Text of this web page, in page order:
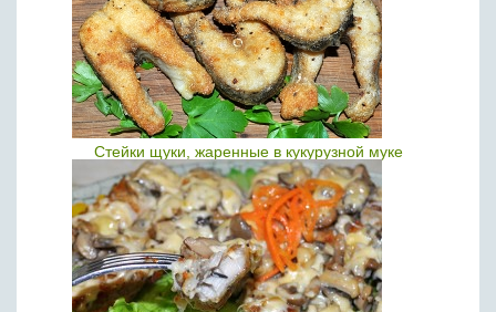
Стейки щуки, жаренные в кукурузной муке